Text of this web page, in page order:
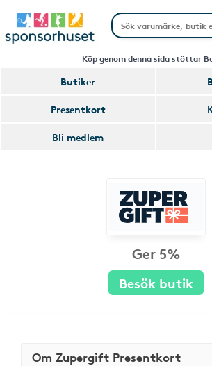
Köp genom denna sida stöttar
Butiker
Presentkort
Bli medlem
Ger 5%
Besök butik
Om Zupergift Presentkort